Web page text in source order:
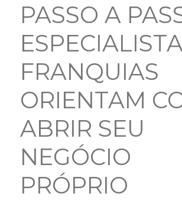
PASSO A
FRANQUIAS
ORIENTAM
ABRIR SEU
NEGÓCIO
PRÓPRIO